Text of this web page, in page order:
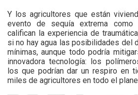
Y los agricultores que están
evento de sequía extrema
califican la experiencia de
si no hay agua las posibilidades del
mínimas, aunque todo podría
innovadora tecnología: los
los que podrían dar un respiro en
miles de agricultores en todo el